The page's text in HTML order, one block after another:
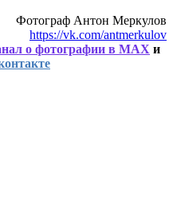
Фотограф Антон Меркулов
https://vk.com/antmerkulov
о фотографии в MAX и